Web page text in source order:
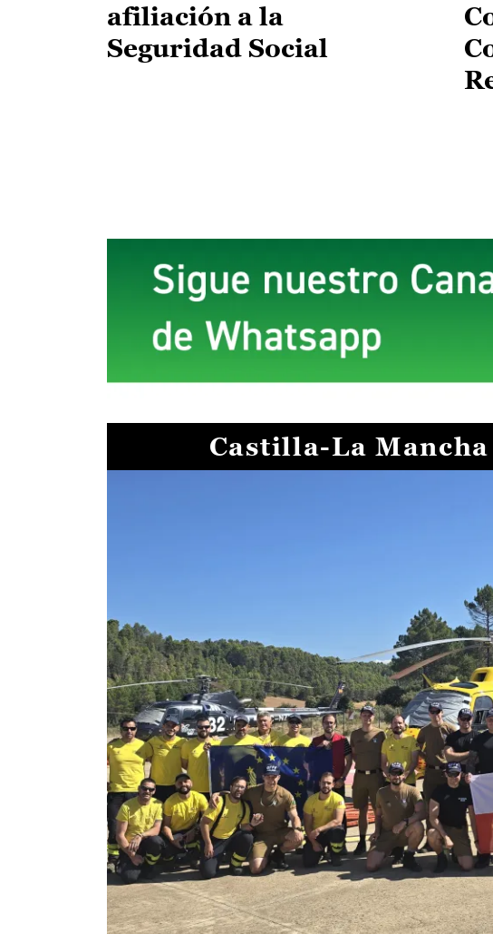
afiliación a la
Seguridad Social
Castilla-La Mancha